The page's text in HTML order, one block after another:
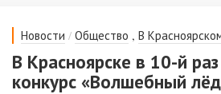
Новости / Общество , В
В Красноярске в 10-й
конкурс «Волшебный